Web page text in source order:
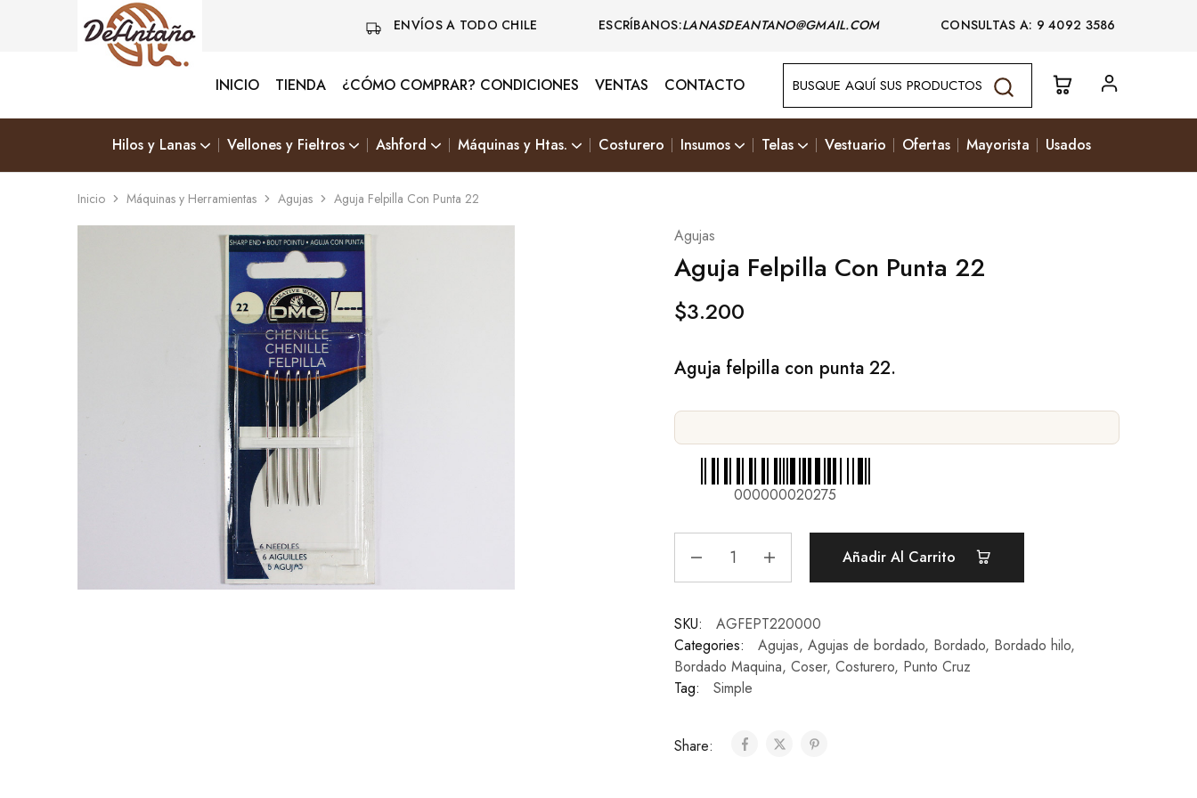
ENVÍOS A TODO CHILE ESCRÍBANOS:LANASDEANTANO@GMAIL.COM CONSULTAS A: 9 4092 3586
Antaño
&
INICIO TIENDA ¿CÓMO COMPRAR? CONDICIONES VENTAS CONTACTO
Hilos y Lanas Vellones y Fieltros Ashford Máquinas y Htas. Costurero Insumos Telas Vestuario Ofertas Mayorista Usados
Inicio Máquinas y Herramientas Agujas Aguja Felpilla Con Punta 22
Agujas
Aguja Felpilla Con Punta 22
$3.200
Aguja felpilla con punta 22.
000000020275
Añadir Al Carrito
SKU:
AGFEPT220000
Categories:
Agujas, Agujas de bordado, Bordado, Bordado hilo,
Bordado Maquina, Coser, Costurero, Punto Cruz
Tag:
Simple
Share: